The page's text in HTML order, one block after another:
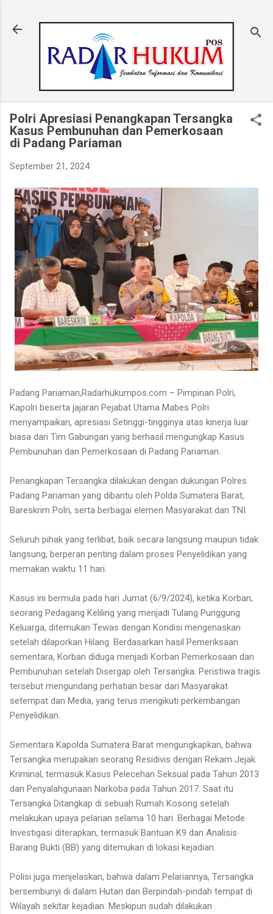
Polri Apresiasi Penangkapan Tersangka
Kasus Pembunuhan dan Pemerkosaan
di Padang Pariaman
September 21, 2024
Padang Pariaman,Radarhukumpos.com – Pimpinan Polri,
Kapolri beserta jajaran Pejabat Utama Mabes Polri
menyampaikan, apresiasi Setinggi-tingginya atas kinerja luar
biasa dari Tim Gabungan yang berhasil mengungkap Kasus
Pembunuhan dan Pemerkosaan di Padang Pariaman.
Penangkapan Tersangka dilakukan dengan dukungan Polres
Padang Pariaman yang dibantu oleh Polda Sumatera Barat,
Bareskrim Polri, serta berbagai elemen Masyarakat dan TNI.
Seluruh pihak yang terlibat, baik secara langsung maupun tidak
langsung, berperan penting dalam proses Penyelidikan yang
memakan waktu 11 hari.
Kasus ini bermula pada hari Jumat (6/9/2024), ketika Korban,
seorang Pedagang Keliling yang menjadi Tulang Punggung
Keluarga, ditemukan Tewas dengan Kondisi mengenaskan
setelah dilaporkan Hilang. Berdasarkan hasil Pemeriksaan
sementara, Korban diduga menjadi Korban Pemerkosaan dan
Pembunuhan setelah Disergap oleh Tersangka. Peristiwa tragis
tersebut mengundang perhatian besar dari Masyarakat
setempat dan Media, yang terus mengikuti perkembangan
Penyelidikan.
Sementara Kapolda Sumatera Barat mengungkapkan, bahwa
Tersangka merupakan seorang Residivis dengan Rekam Jejak
Kriminal, termasuk Kasus Pelecehan Seksual pada Tahun 2013
dan Penyalahgunaan Narkoba pada Tahun 2017. Saat itu
Tersangka Ditangkap di sebuah Rumah Kosong setelah
melakukan upaya pelarian selama 10 hari. Berbagai Metode
Investigasi diterapkan, termasuk Bantuan K9 dan Analisis
Barang Bukti (BB) yang ditemukan di lokasi kejadian.
Polisi juga menjelaskan, bahwa dalam Pelariannya, Tersangka
bersembunyi di dalam Hutan dan Berpindah-pindah tempat di
Wilayah sekitar kejadian. Meskipun sudah dilakukan